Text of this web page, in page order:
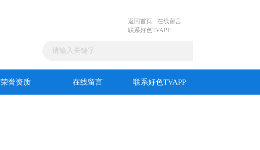
返回首页
在线留言
联系好色TVAPP
荣誉资质 在线留言 联系好色TVAPP